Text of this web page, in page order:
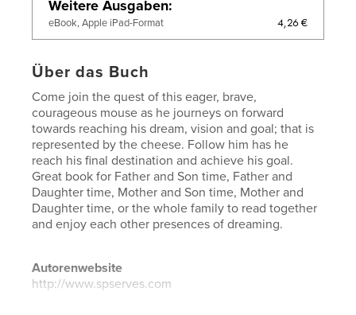
Weitere Ausgaben
eBook, Apple iPad-Format 4,26 €
Über das Buch
Come join the quest of this eager, brave,
courageous mouse as he journeys on forward
towards reaching his dream, vision and goal; that is
represented by the cheese. Follow him has he
reach his final destination and achieve his goal.
Great book for Father and Son time, Father and
Daughter time, Mother and Son time, Mother and
Daughter time, or the whole family to read together
and enjoy each other presences of dreaming.
Autorenwebsite
http://www.spserves.com